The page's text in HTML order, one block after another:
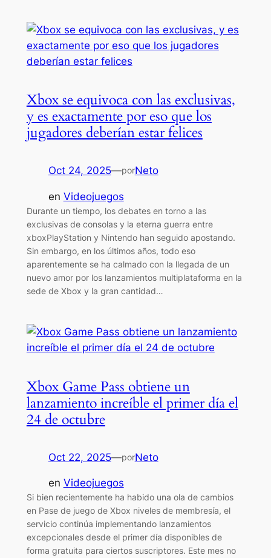
Xbox se equivoca con las exclusivas,
y es exactamente por eso que los
jugadores deberían estar felices
Oct 24, 2025—porNeto
en Videojuegos
Durante un tiempo, los debates en torno a las
exclusivas de consolas y la eterna guerra entre
xboxPlayStation y Nintendo han seguido apostando.
Sin embargo, en los últimos años, todo eso
aparentemente se ha calmado con la llegada de un
nuevo amor por los lanzamientos multiplataforma en la
sede de Xbox y la gran cantidad…
Xbox Game Pass obtiene un
lanzamiento increíble el primer día el
24 de octubre
Oct 22, 2025—porNeto
en Videojuegos
Si bien recientemente ha habido una ola de cambios
en Pase de juego de Xbox niveles de membresía, el
servicio continúa implementando lanzamientos
excepcionales desde el primer día disponibles de
forma gratuita para ciertos suscriptores. Este mes no